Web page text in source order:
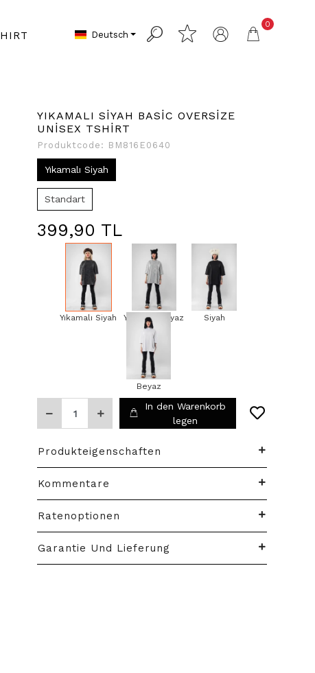
Deutsch
0
YIKAMALI SİYAH BASİC OVERSİZE
UNİSEX TSHİRT
Produktcode: BM816E0640
Yıkamalı Siyah
Standart
399,90 TL
Yıkamalı Siyah Yıkamalı Beyaz Siyah
Beyaz
In den Warenkorb
legen
Produkteigenschaften
Kommentare
Ratenoptionen
Garantie Und Lieferung